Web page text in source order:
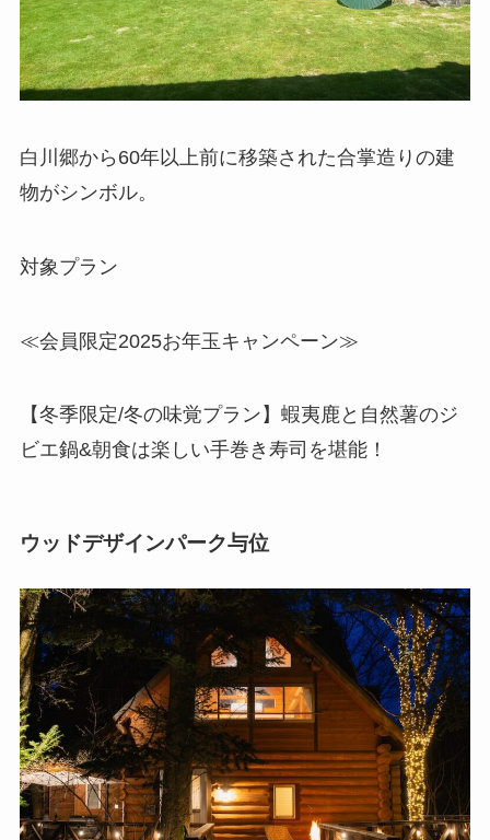
白川郷から60年以上前に移築された合掌造りの建
物がシンボル。
対象プラン
≪会員限定2025お年玉キャンペーン≫
【冬季限定/冬の味覚プラン】蝦夷鹿と自然薯のジ
ビエ鍋&朝食は楽しい手巻き寿司を堪能！
ウッドデザインパーク与位